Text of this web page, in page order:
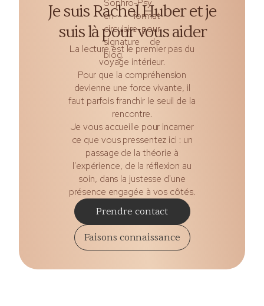
Je suis Rachel Huber et je
suis là pour vous aider
La lecture est le premier pas du
voyage intérieur.
Pour que la compréhension
devienne une force vivante, il
faut parfois franchir le seuil de la
rencontre.
Je vous accueille pour incarner
ce que vous pressentez ici : un
passage de la théorie à
l'expérience, de la réflexion au
soin, dans la justesse d'une
présence engagée à vos côtés.
Prendre contact
Faisons connaissance